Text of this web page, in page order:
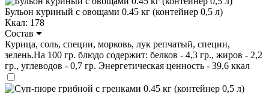
Бульон куриный с овощами 0.45 кг (контейнер 0,5 л)
Ккал: 178
Состав
Курица, соль, специи, морковь, лук репчатый, специи,
зелень.На 100 гр. блюдо содержит: белков - 4,3 гр., жиров - 2,2
гр., углеводов - 0,7 гр. Энергетическая ценность - 39,6 ккал